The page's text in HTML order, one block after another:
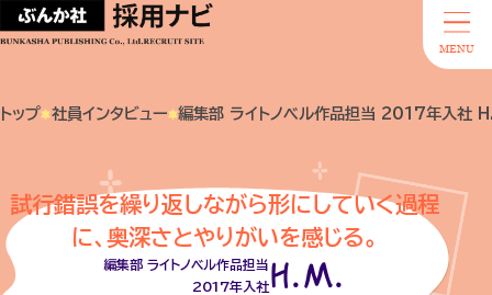
MENU
トップ 社員インタビュー 編集部 ライトノベル作品担当 2017年入社
試行錯誤を繰り返しながら形にしていく過程
に、奥深さとやりがいを感じる。
編集部 ライトノベル作品担当
2017年入社H.M.